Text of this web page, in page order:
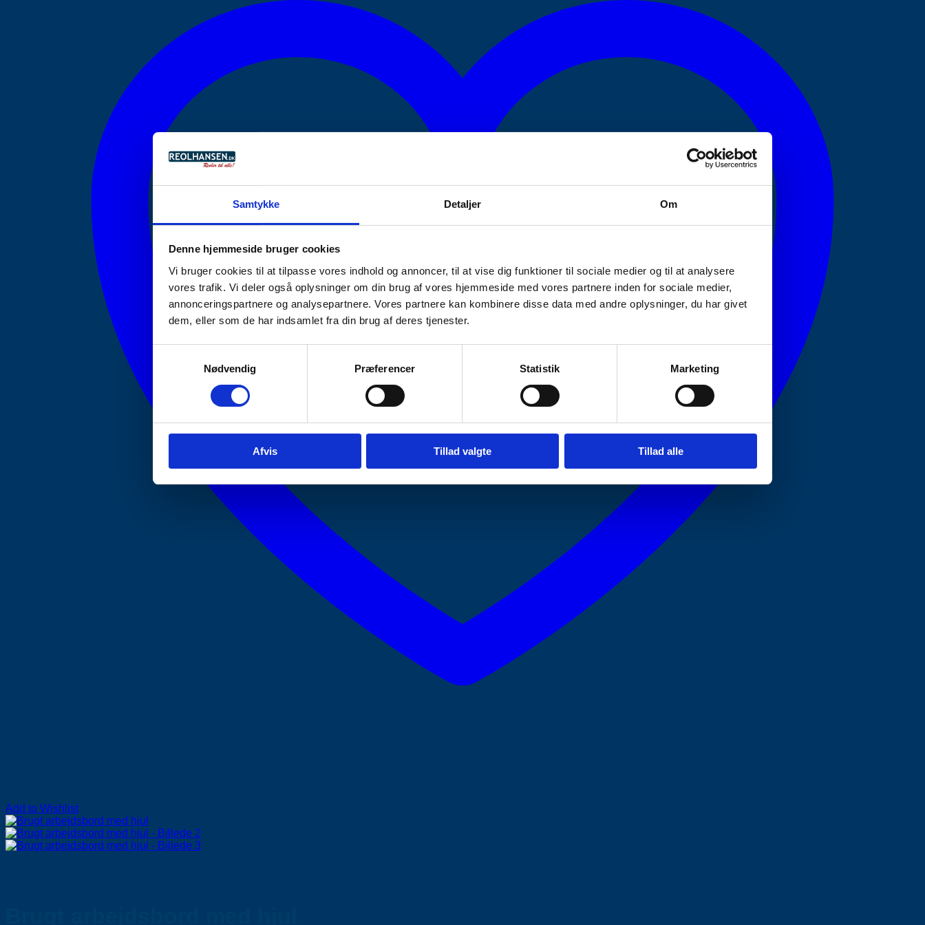
Samtykke Detaljer Om
Denne hjemmeside bruger cookies
Vi bruger cookies til at tilpasse vores indhold og annoncer, til at vise dig funktioner til sociale medier og til at analysere
vores trafik. Vi deler også oplysninger om din brug af vores hjemmeside med vores partnere inden for sociale medier,
annonceringspartnere og analysepartnere. Vores partnere kan kombinere disse data med andre oplysninger, du har givet
dem, eller som de har indsamlet fra din brug af deres tjenester.
Nødvendig
Præferencer Statistik Marketing
Afvis Tillad valgte Tillad alle
Add to Wishlist